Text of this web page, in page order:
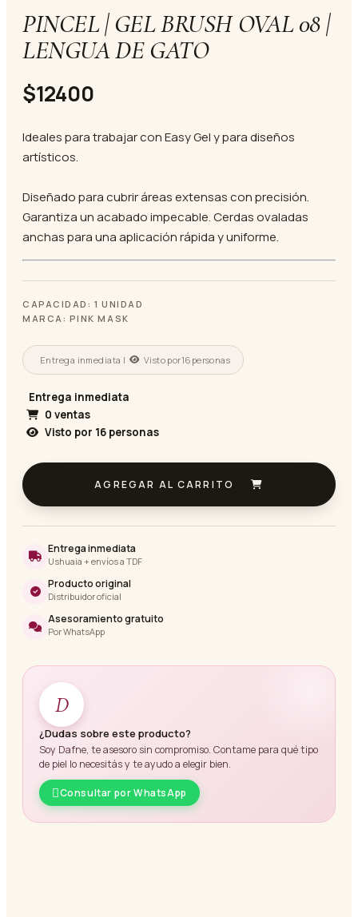
PINCEL | GEL BRUSH OVAL 08 |
LENGUA DE GATO
$12400
Ideales para trabajar con Easy Gel y para diseños
artísticos.
Diseñado para cubrir áreas extensas con precisión.
Garantiza un acabado impecable. Cerdas ovaladas
anchas para una aplicación rápida y uniforme.
CAPACIDAD: 1 UNIDAD
MARCA: PINK MASK
Entrega inmediata | Visto por16 personas
Entrega inmediata
0 ventas
Visto por 16 personas
AGREGAR AL CARRITO
Entrega inmediata
Ushuaia + envíos a TDF
Producto original
Distribuidor oficial
Asesoramiento gratuito
Por WhatsApp
D
¿Dudas sobre este producto?
Soy Dafne, te asesoro sin compromiso. Contame para qué tipo
de piel lo necesitás y te ayudo a elegir bien.
Consultar por WhatsApp